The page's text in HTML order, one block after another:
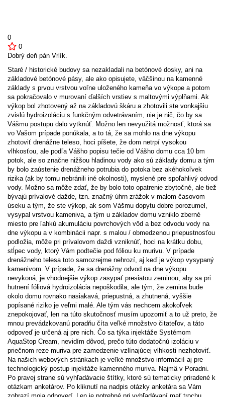
0
0
Dobrý deň pán Vrlík.
Staré / historické budovy sa nezakladali na betónové dosky, ani na
základové betónové pásy, ale ako opisujete, väčšinou na kamenné
základy s prvou vrstvou voľne uloženého kameňa vo výkope a potom
sa pokračovalo v murovaní ďalších vrstiev s maltovými výplňami. Ak
výkop bol zhotovený až na základovú škáru a zhotovili ste vonkajšiu
zvislú hydroizoláciu s funkčným odvetrávaním, nie je nič, čo by sa
Vášmu postupu dalo vytknúť. Možno len nevyužitá možnosť, ktorá sa
vo Vašom prípade ponúkala, a to tá, že sa mohlo na dne výkopu
zhotoviť drenážne teleso, hoci píšete, že dom netrpí vysokou
vlhkosťou, ale podľa Vášho popisu tečie od Vášho domu cca 10 bm
potok, ale so značne nižšou hladinou vody ako sú základy domu a tým
by bolo zaústenie drenážneho potrubia do potoka bez akéhokoľvek
rizika (ak by tomu nebránili iné okolnosti), myslené pre spoľahlivý odvod
vody. Možno sa môže zdať, že by bolo toto opatrenie zbytočné, ale tiež
bývajú prívalové dažde, tzn. značný úhrn zrážok v malom časovom
úseku a tým, že ste výkop, ak som Vášmu dopytu dobre porozumel,
vysypal vrstvou kameniva, a tým u základov domu vzniklo zberné
miesto pre ľahkú akumuláciu povrchových vôd a bez odvodu vody na
dne výkopu a v kombinácii napr. s malou / obmedzenou priepustnosťou
podložia, môže pri prívalovom daždi vzniknúť, hoci na krátku dobu,
stĺpec vody, ktorý Vám podtečie pod fóliou ku murivu. V prípade
drenážneho telesa toto samozrejme nehrozí, aj keď je výkop vysypaný
kamenivom. V prípade, že sa drenážny odvod na dne výkopu
nevykoná, je vhodnejšie výkop zasypať presiatou zeminou, aby sa pri
hutnení fóliová hydroizolácia nepoškodila, ale tým, že zemina bude
okolo domu rovnako nasiakavá, priepustná, a zhutnená, vyššie
popísané riziko je veľmi malé. Ale tým vás nechcem akokoľvek
znepokojovať, len na túto skutočnosť musím upozorniť a to už preto, že
mnou prevádzkovanú poradňu číta veľké množstvo čitateľov, a táto
odpoveď je určená aj pre nich. Čo sa týka injektáže Systémom
AquaStop Cream, nevidím dôvod, prečo túto dodatočnú izoláciu v
priečnom reze muriva pre zamedzenie vzlínajúcej vlhkosti nezhotoviť.
Na našich webových stránkach je veľké množstvo informácií aj pre
technologický postup injektáže kamenného muriva. Najmä v Poradni.
Po pravej strane sú vyhľadávacie štítky, ktoré sú tematicky priradené k
otázkam anketárov. Po kliknutí na nadpis otázky anketára sa Vám